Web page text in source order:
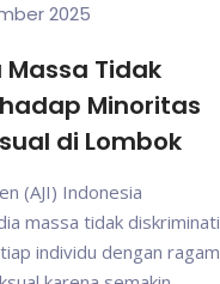
2025
Massa Tidak
Minoritas
di Lombok
(AJI) Indonesia
massa tidak
individu dengan ragam